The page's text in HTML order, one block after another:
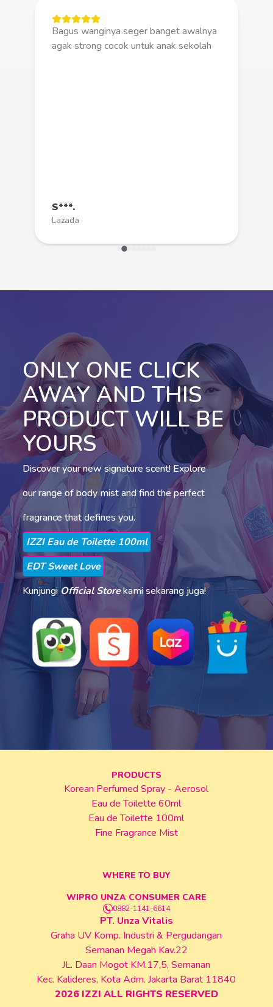
Bagus wanginya seger banget awalnya
agak strong cocok untuk anak sekolah
S***.
Lazada
ONLY ONE CLICK
AWAY AND THIS
PRODUCT WILL BE
YOURS
Discover your new signature scent! Explore
our range of body mist and find the perfect
fragrance that defines you.
IZZI Eau de Toilette 100ml
EDT Sweet Love
KunjungiOfficial Storekami sekarang juga!
PRODUCTS
Korean Perfumed Spray - Aerosol
Eau de Toilette 60ml
Eau de Toilette 100ml
Fine Fragrance Mist
WHERE TO BUY
WIPRO UNZA CONSUMER CARE
0882-1141-6614
PT. Unza Vitalis
Graha UV Komp. Industri & Pergudangan
Semanan Megah Kav.22
JL. Daan Mogot KM.17,5, Semanan
Kec. Kalideres, Kota Adm. Jakarta Barat 11840
2026IZZI ALL RIGHTS RESERVED